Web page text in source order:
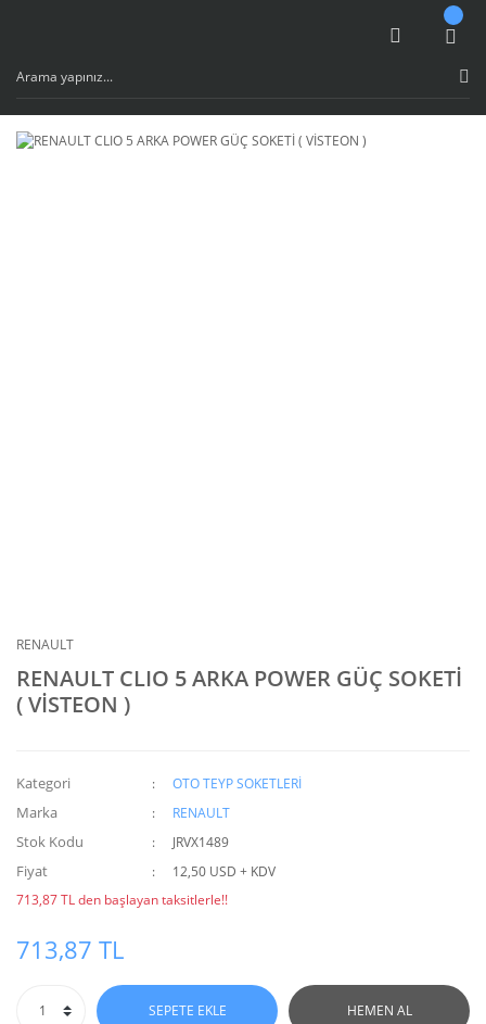
RENAULT
RENAULT CLIO 5 ARKA POWER GÜÇ SOKETİ
( VİSTEON )
Kategori OTO TEYP SOKETLERİ
Marka RENAULT
Stok Kodu JRVX1489
Fiyat
12,50 USD + KDV
713,87 TL den başlayan taksitlerle!!
713,87 TL
SEPETE EKLE HEMEN AL